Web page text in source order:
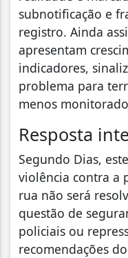
subnotificação e
registro. Ainda
apresentam
indicadores,
problema para
menos
Resposta
Segundo Dias,
violência contra a
rua não será
questão de
policiais ou
recomendações